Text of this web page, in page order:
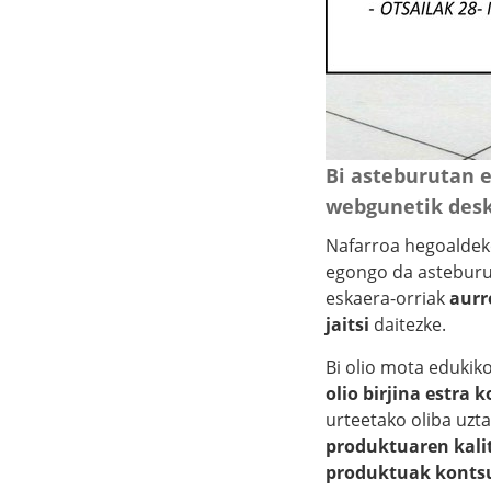
Bi asteburutan
webgunetik
Nafarroa
egongo da
eskaera-orriak
jaitsi daitezke.
Bi olio mota
olio birjina estra
urteetako oliba
produktuaren
produktuak